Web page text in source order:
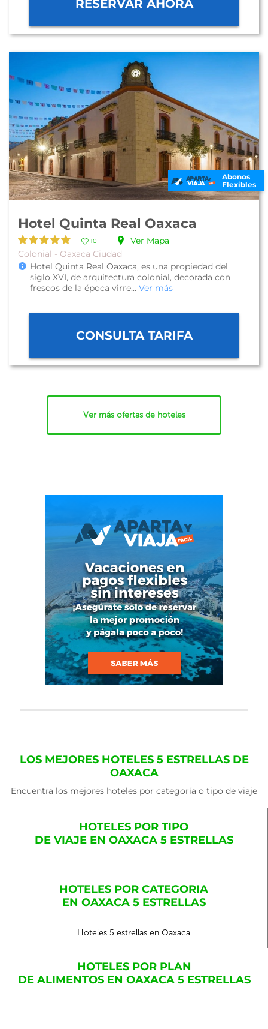
RESERVAR AHORA
Abonos
Flexibles
Hotel Quinta Real Oaxaca
10
Ver Mapa
Colonial - Oaxaca Ciudad
Hotel Quinta Real Oaxaca, es una propiedad del
siglo XVI, de arquitectura colonial, decorada con
frescos de la época virre... Ver más
CONSULTA TARIFA
Ver más ofertas de hoteles
LOS MEJORES HOTELES 5 ESTRELLAS DE
OAXACA
Encuentra los mejores hoteles por categoría o tipo de viaje
HOTELES POR TIPO
DE VIAJE EN OAXACA 5 ESTRELLAS
HOTELES POR CATEGORIA
EN OAXACA 5 ESTRELLAS
Hoteles 5 estrellas en Oaxaca
HOTELES POR PLAN
DE ALIMENTOS EN OAXACA 5 ESTRELLAS